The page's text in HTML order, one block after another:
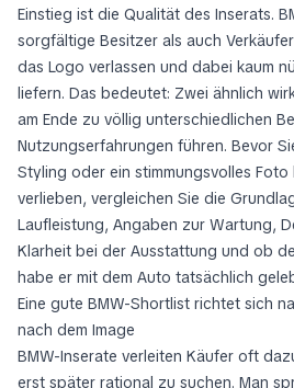
Einstieg ist die Qualität des Inserats.
sorgfältige Besitzer als auch
das Logo verlassen und dabei kaum
liefern. Das bedeutet: Zwei ähnlich
am Ende zu völlig unterschiedlichen
Nutzungserfahrungen führen. Bevor
Styling oder ein stimmungsvolles
verlieben, vergleichen Sie die
Laufleistung, Angaben zur Wartung,
Klarheit bei der Ausstattung und ob
habe er mit dem Auto tatsächlich
Eine gute BMW-Shortlist richtet sich
nach dem Image
BMW-Inserate verleiten Käufer oft
erst später rational zu suchen. Man